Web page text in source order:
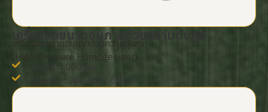
เครื่องลดขนาดอนุภาคด้วยความดันสูง
เครื่องลดขนาดอนุภาคด้วยความดันสูง
(High Pressure Homogenizer)
ความดัน 4,000 psi
Capacity : 300 ลิตร / ชั่วโมง